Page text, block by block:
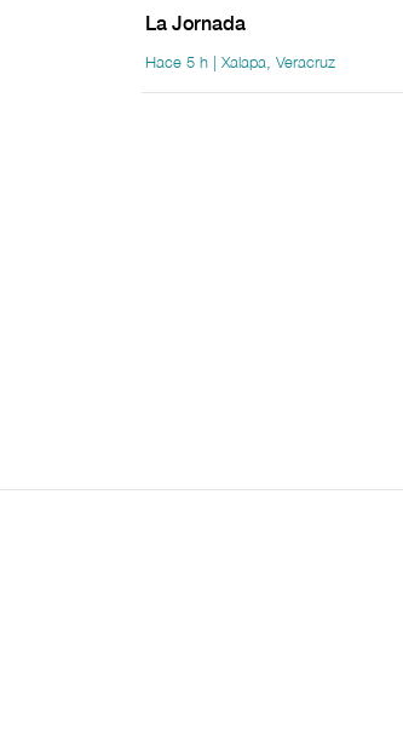
La Jornada
Hace 5 h | Xalapa, Veracruz